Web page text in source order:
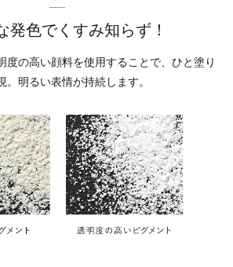
発色でくすみ知らず！
の高い顔料を使用することで、 ひと塗り
明るい表情が持続します。